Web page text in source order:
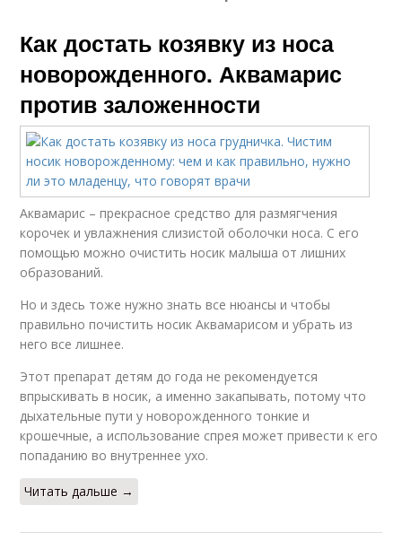
Как достать козявку из носа
новорожденного. Аквамарис
против заложенности
Аквамарис – прекрасное средство для размягчения
корочек и увлажнения слизистой оболочки носа. С его
помощью можно очистить носик малыша от лишних
образований.
Но и здесь тоже нужно знать все нюансы и чтобы
правильно почистить носик Аквамарисом и убрать из
него все лишнее.
Этот препарат детям до года не рекомендуется
впрыскивать в носик, а именно закапывать, потому что
дыхательные пути у новорожденного тонкие и
крошечные, а использование спрея может привести к его
попаданию во внутреннее ухо.
Читать дальше →